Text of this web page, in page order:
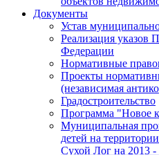
Документы
Устав
Реализация указов
Федерации
Нормативные
Проекты
(независимая
Градостроительство
Программа "Новое
Муниципальная
детей на
Сухой Лог на 2013 -